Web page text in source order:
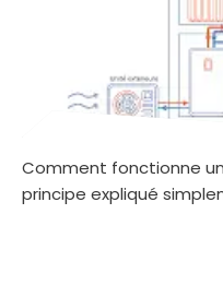
Comment fonctionne
principe expliqué